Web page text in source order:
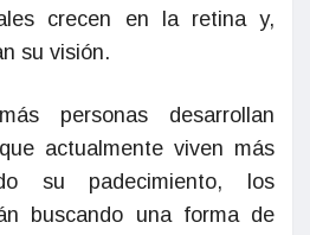
crecen en la retina y,
su visión.
personas desarrollan
actualmente viven más
su padecimiento, los
buscando una forma de